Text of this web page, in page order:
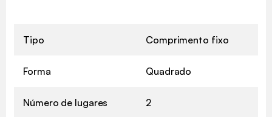
Tipo Comprimento fixo
Forma Quadrado
Número de lugares 2